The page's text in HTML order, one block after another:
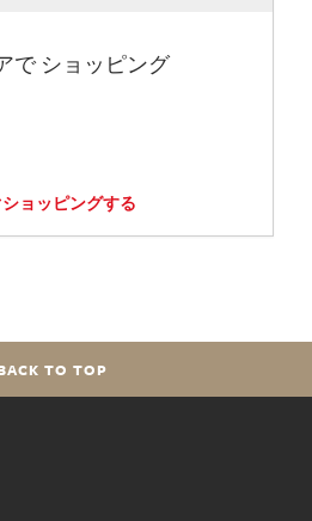
で ショッピング
ョッピングする
TO TOP